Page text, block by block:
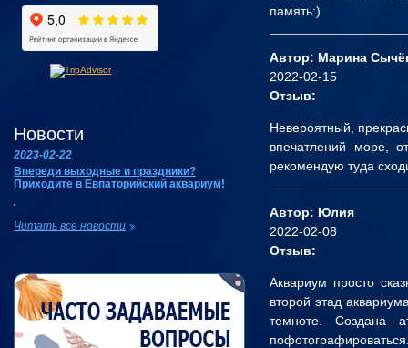
память:)
Автор: Марина
2022-02-15
Отзыв:
Невероятный,
впечатлений море,
рекомендую туда
Автор: Юлия
2022-02-08
Отзыв:
Аквариум просто
второй этад
темноте. Создана
Новости
2023-02-22
Впереди выходные и праздники?
Приходите в Евпаторийский аквариум!
Читать все новости